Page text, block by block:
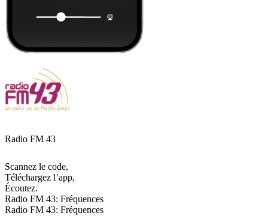
Radio FM 43
Scannez le code,
Téléchargez l’app,
Écoutez.
Radio FM 43: Fréquences
Radio FM 43: Fréquences